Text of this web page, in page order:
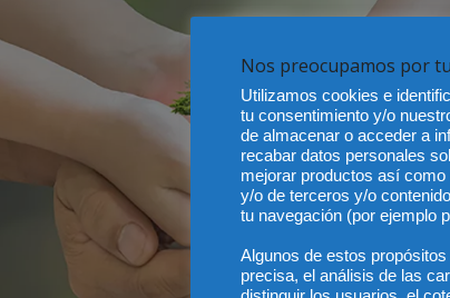
Nos preocupamos por
Utilizamos cookies e
tu consentimiento y/o
de almacenar o acceder a
recabar datos personales
mejorar productos así
y/o de terceros y/o
tu navegación (por ejemplo
Algunos de estos
precisa, el análisis de las